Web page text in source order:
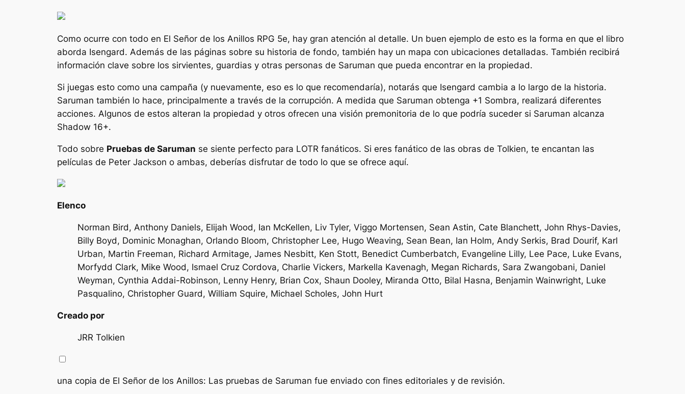
Como ocurre con todo en El Señor de los Anillos RPG 5e, hay gran atención al detalle. Un buen ejemplo de esto es la forma en que el libro
aborda Isengard. Además de las páginas sobre su historia de fondo, también hay un mapa con ubicaciones detalladas. También recibirá
información clave sobre los sirvientes, guardias y otras personas de Saruman que pueda encontrar en la propiedad.
Si juegas esto como una campaña (y nuevamente, eso es lo que recomendaría), notarás que Isengard cambia a lo largo de la historia.
Saruman también lo hace, principalmente a través de la corrupción. A medida que Saruman obtenga +1 Sombra, realizará diferentes
acciones. Algunos de estos alteran la propiedad y otros ofrecen una visión premonitoria de lo que podría suceder si Saruman alcanza
Shadow 16+.
Todo sobre Pruebas de Saruman se siente perfecto para LOTR fanáticos. Si eres fanático de las obras de Tolkien, te encantan las
películas de Peter Jackson o ambas, deberías disfrutar de todo lo que se ofrece aquí.
Elenco
Norman Bird, Anthony Daniels, Elijah Wood, Ian McKellen, Liv Tyler, Viggo Mortensen, Sean Astin, Cate Blanchett, John Rhys-Davies,
Billy Boyd, Dominic Monaghan, Orlando Bloom, Christopher Lee, Hugo Weaving, Sean Bean, Ian Holm, Andy Serkis, Brad Dourif, Karl
Urban, Martin Freeman, Richard Armitage, James Nesbitt, Ken Stott, Benedict Cumberbatch, Evangeline Lilly, Lee Pace, Luke Evans,
Morfydd Clark, Mike Wood, Ismael Cruz Cordova, Charlie Vickers, Markella Kavenagh, Megan Richards, Sara Zwangobani, Daniel
Weyman, Cynthia Addai-Robinson, Lenny Henry, Brian Cox, Shaun Dooley, Miranda Otto, Bilal Hasna, Benjamin Wainwright, Luke
Pasqualino, Christopher Guard, William Squire, Michael Scholes, John Hurt
Creado por
JRR Tolkien
una copia de El Señor de los Anillos: Las pruebas de Saruman fue enviado con fines editoriales y de revisión.